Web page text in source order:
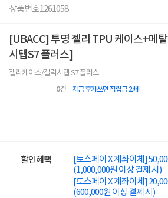
상품번호1261058
[UBACC] 투명 젤리 TPU 케이스+메
시탭S7 플러스]
젤리케이스/갤럭시탭 S7 플러스
0건 지금 후기쓰면 적립금 2배!
할인혜택
[토스페이 X 계좌이체]
(1,000,000원 이상 결제 시)
[토스페이 X 계좌이체]
(600,000원 이상 결제 시)